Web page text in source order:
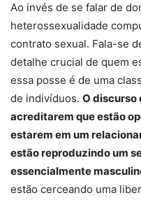
Ao invés de se falar de
heterossexualidade
contrato sexual. Fala-se
detalhe crucial de quem
essa posse é de uma
de indivíduos. O discurso
acreditarem que estão
estarem em um
estão reproduzindo um
essencialmente
estão cerceando uma